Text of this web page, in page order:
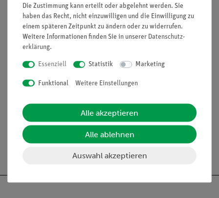
verwenden z. B. in Verbindung mit den
Hochspannungsgeräten 10 kV (13670-93) und 25 kV
(13671-93), sowie den entsprechenden Messgeräten.
Ausstattung und technische
Belastbarkeit: 1 A
Länge: 500 mm
Die Zustimmung kann erteilt oder abgelehnt werden. Sie
haben das Recht, nicht einzuwilligen und die Einwilligung zu
einem späteren Zeitpunkt zu ändern oder zu widerrufen.
Weitere Informationen finden Sie in unserer Daten­schutz­
erklärung.
Essenziell Statistik Marketing
Funktional Weitere Einstellungen
Alle akzeptieren
Alle ablehnen
Auswahl akzeptieren